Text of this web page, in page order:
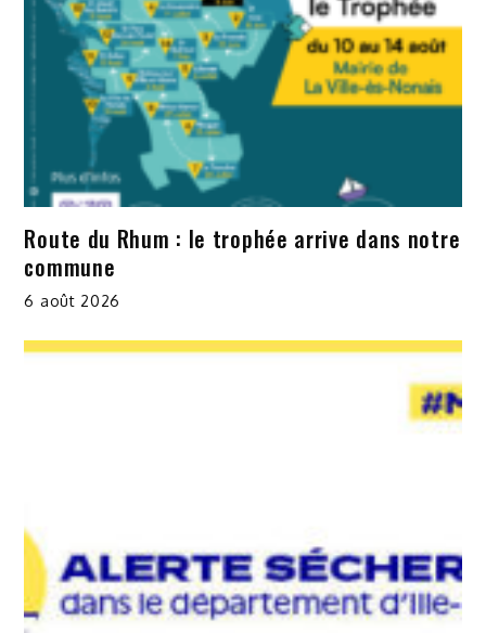
Route du Rhum : le trophée arrive dans notre
commune
6 août 2026